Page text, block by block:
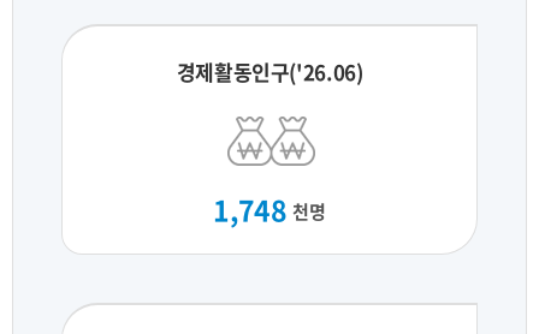
경제활동인구('26.06)
1,748 천명